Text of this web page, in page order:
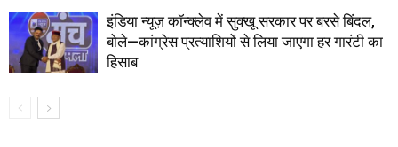
इंडिया न्यूज़ कॉन्क्लेव में सुक्खू सरकार पर बरसे बिंदल,
बोले—कांग्रेस प्रत्याशियों से लिया जाएगा हर गारंटी का
हिसाब